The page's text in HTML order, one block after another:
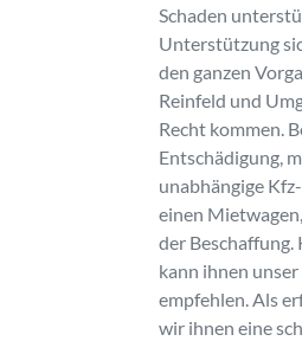
Schaden
Unterstützung
den ganzen
Reinfeld und
Recht kommen.
Entschädigung,
unabhängige
einen
der
kann ihnen
empfehlen. Als
wir ihnen eine